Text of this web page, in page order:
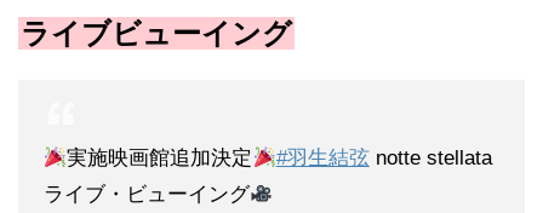
ライブビューイング
実施映画館追加決定 #羽生結弦notte stellata
ライブ・ビューイング